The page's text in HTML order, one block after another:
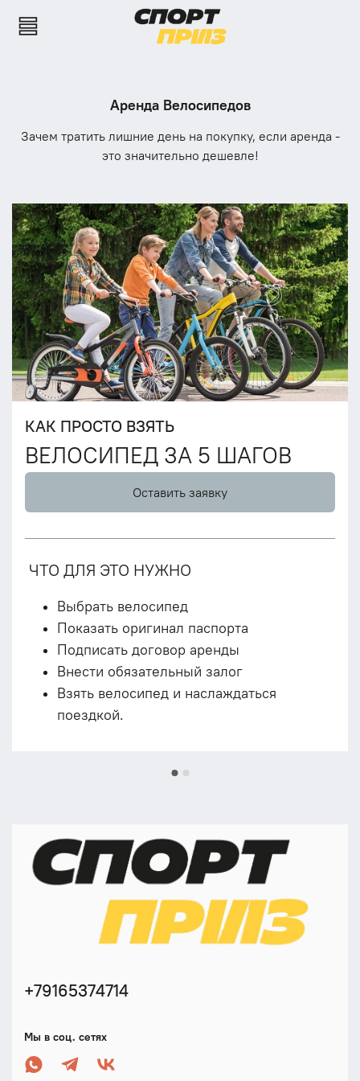
Аренда Велосипедов
Зачем тратить лишние день на покупку, если аренда -
это значительно дешевле!
КАК ПРОСТО ВЗЯТЬ
ВЕЛОСИПЕД ЗА 5 ШАГОВ
Оставить заявку
ЧТО ДЛЯ ЭТО НУЖНО
Выбрать велосипед
Показать оригинал паспорта
Подписать договор аренды
Внести обязательный залог
Взять велосипед и наслаждаться
поездкой.
+79165374714
Мы в соц. сетях